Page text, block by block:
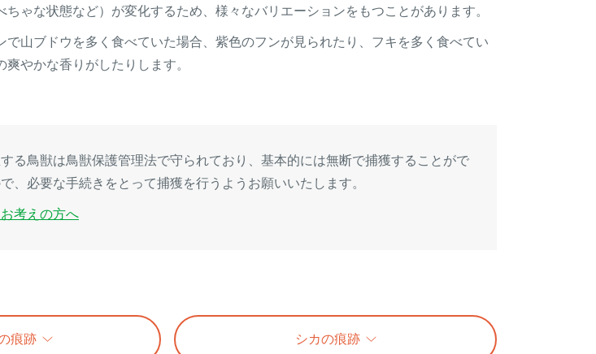
ゃな状態など）が変化するため、様々なバリエーションをもつことがあります。
で山ブドウを多く食べていた場合、紫色のフンが見られたり、フキを多く食べてい
やかな香りがしたりします。
る鳥獣は鳥獣保護管理法で守られており、基本的には無断で捕獲することがで
、必要な手続きをとって捕獲を行うようお願いいたします。
考えの方へ
痕跡 シカの痕跡